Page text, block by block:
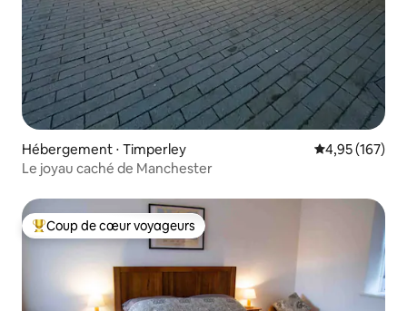
Hébergement ⋅ Timperley Évaluation
4,95 (167)
Le joyau caché de Manchester
Coups de cœur voyageurs les plus appréciés
Coup de cœur voyageurs